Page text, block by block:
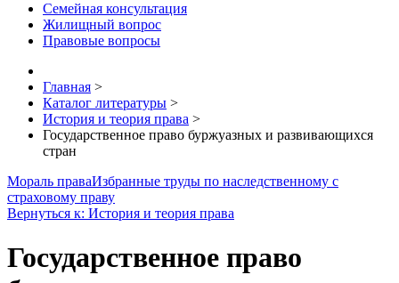
Семейная консультация
Жилищный вопрос
Правовые вопросы
Главная >
Каталог литературы >
История и теория права >
Государственное право буржуазных и развивающихся
стран
Мораль праваИзбранные труды по наследственному с
страховому праву
Вернуться к: История и теория права
Государственное право